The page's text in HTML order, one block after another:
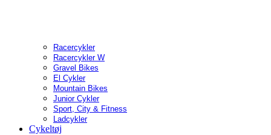
Racercykler
Racercykler W
Gravel Bikes
El Cykler
Mountain Bikes
Junior Cykler
Sport, City & Fitness
Ladcykler
Cykeltøj